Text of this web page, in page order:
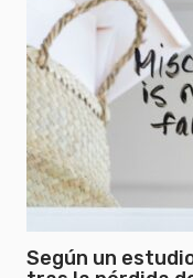
Según un